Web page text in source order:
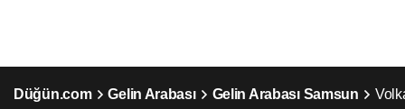
Düğün.com Gelin Arabası Gelin Arabası Samsun